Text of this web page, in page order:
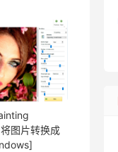
图片转换成